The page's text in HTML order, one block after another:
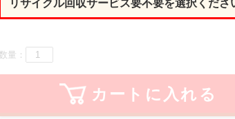
リサイクル回収サービス要不要を選択くださ
数量：
カートに入れる